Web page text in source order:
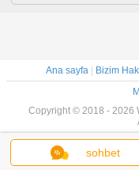
sohbet
Ana sayfa Bizim
Copyright © 2018 - 2026